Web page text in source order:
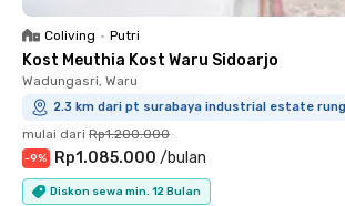
Coliving • Putri
Kost Meuthia Kost Waru Sidoarjo
Wadungasri, Waru
2.3 km dari pt surabaya industrial estate
mulai dari Rp1.200.000
-9% Rp1.085.000 /bulan
Diskon sewa min. 12 Bulan